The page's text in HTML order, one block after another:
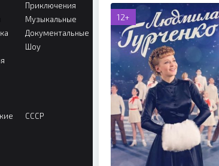
12+
Приключения
Музыкальные
Документальные
Шоу
СССР